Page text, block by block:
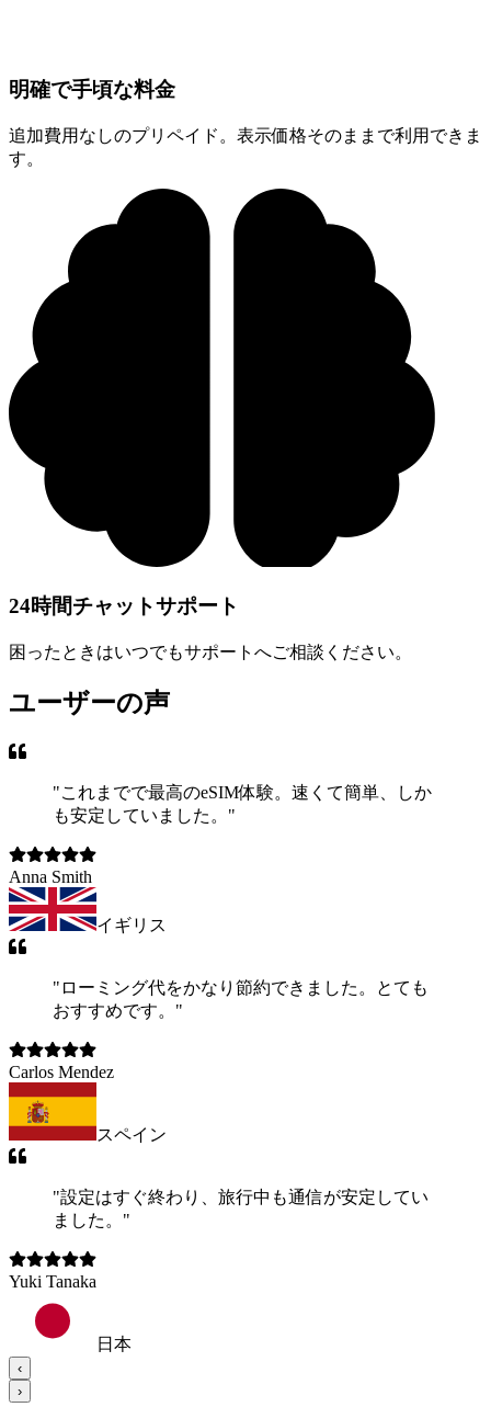
明確で手頃な料金
追加費用なしのプリペイド。表示価格そのままで利用できま
す。
24時間チャットサポート
困ったときはいつでもサポートへご相談ください。
ユーザーの声
"これまでで最高のeSIM体験。速くて簡単、しか
も安定していました。 "
Anna Smith
イギリス
" ローミング代をかなり節約できました。とても
おすすめです。 "
Carlos Mendez
スペイン
"設定はすぐ終わり、旅行中も通信が安定してい
ました。 "
Yuki Tanaka
日本
‹
›